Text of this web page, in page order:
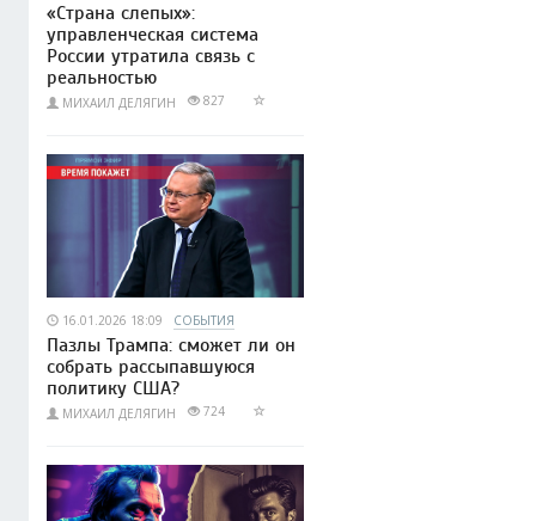
«Страна слепых»:
управленческая система
России утратила связь с
реальностью
МИХАИЛ ДЕЛЯГИН 827
16.01.2026 18:09 СОБЫТИЯ
Пазлы Трампа: сможет ли он
собрать рассыпавшуюся
политику США?
МИХАИЛ ДЕЛЯГИН 724